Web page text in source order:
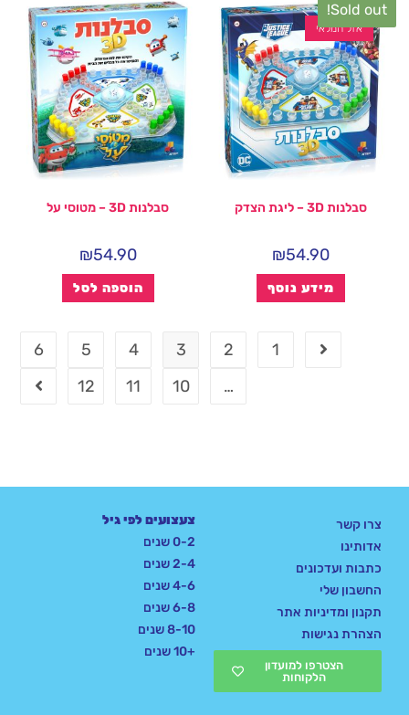
Sold out!
אזל המלאי
סבלנות 3D – ליגת הצדק
₪54.90
מידע נוסף
סבלנות 3D – מטוסי על
₪54.90
הוספה לסל
1
2
3
4
5
6
…
10
11
12
צרו קשר
אדותינו
כתבות ועדכונים
החשבון שלי
תקנון ומדיניות אתר
הצהרת נגישות
הצטרפו למועדון
הלקוחות
צעצועים לפי גיל
0-2 שנים
2-4 שנים
4-6 שנים
6-8 שנים
8-10 שנים
+10 שנים